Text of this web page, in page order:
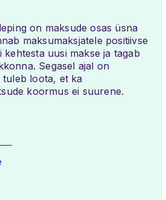
on maksude osas üsna
maksumaksjatele positiivse
kehtesta uusi makse ja tagab
Segasel ajal on
tuleb loota, et ka
koormus ei suurene.